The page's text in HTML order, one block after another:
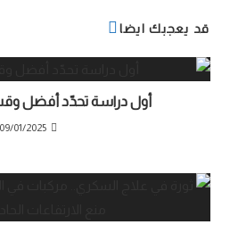
قد يعجبك ايضا
أول دراسة تحدّد أفضل
09/01/2025